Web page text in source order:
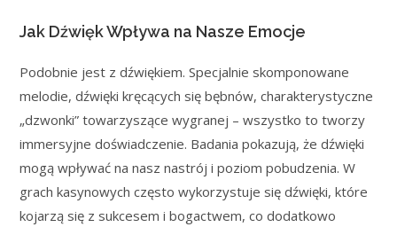
Jak Dźwięk Wpływa na Nasze Emocje
Podobnie jest z dźwiękiem. Specjalnie skomponowane
melodie, dźwięki kręcących się bębnów, charakterystyczne
„dzwonki” towarzyszące wygranej – wszystko to tworzy
immersyjne doświadczenie. Badania pokazują, że dźwięki
mogą wpływać na nasz nastrój i poziom pobudzenia. W
grach kasynowych często wykorzystuje się dźwięki, które
kojarzą się z sukcesem i bogactwem, co dodatkowo